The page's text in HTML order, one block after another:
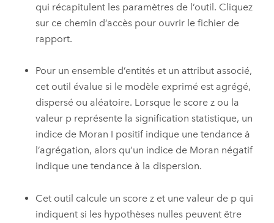
qui récapitulent les paramètres de l’outil. Cliquez
sur ce chemin d’accès pour ouvrir le fichier de
rapport.
Pour un ensemble d’entités et un attribut associé,
cet outil évalue si le modèle exprimé est agrégé,
dispersé ou aléatoire. Lorsque le score z ou la
valeur p représente la signification statistique, un
indice de Moran I positif indique une tendance à
l’agrégation, alors qu’un indice de Moran négatif
indique une tendance à la dispersion.
Cet outil calcule un score z et une valeur de p qui
indiquent si les hypothèses nulles peuvent être